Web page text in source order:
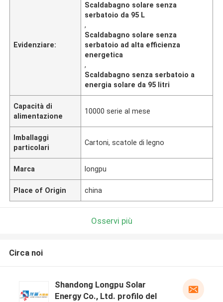
Evidenziare:
Scaldabagno solare senza
serbatoio da 95 L
,
Scaldabagno solare senza
serbatoio ad alta efficienza
energetica
,
Scaldabagno senza serbatoio a
energia solare da 95 litri
Capacità di
alimentazione
10000 serie al mese
Imballaggi
particolari
Cartoni, scatole di legno
Marca longpu
Place of Origin china
Osservi più
Circa noi
Shandong Longpu Solar
Energy Co., Ltd. profilo del